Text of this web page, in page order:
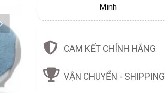
Minh
CAM KẾT CHÍNH HÃNG
VẬN CHUYỂN - SHIPPING